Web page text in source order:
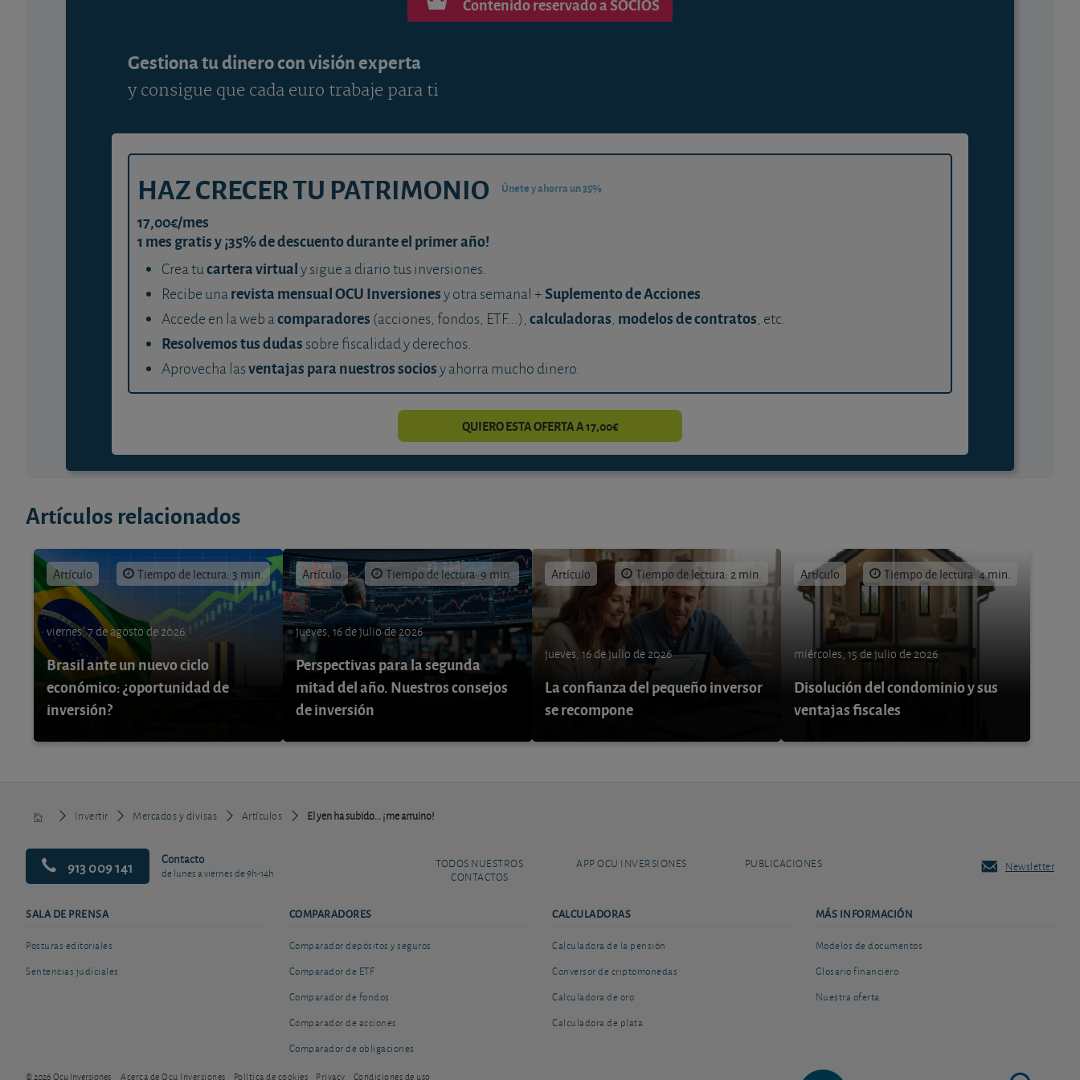
Gestiona tu dinero con visión experta
y consigue que cada euro trabaje para ti
HAZ CRECER TU PATRIMONIO Únete y ahorra un 35%
17,00€/mes
1 mes gratis y ¡35% de descuento durante el primer año!
Crea tucartera virtualy sigue a diario tus inversiones.
Recibe unarevista mensual OCU Inversionesy otra semanal +Suplemento de Acciones.
Accede en la web acomparadores (acciones, fondos, ETF...), calculadoras, modelos de contratos, etc.
Resolvemos tus dudas sobre fiscalidad y derechos.
Aprovecha lasventajas para nuestros sociosy ahorra mucho dinero.
QUIERO ESTA OFERTA A 17,00€
Artículos relacionados
Artículo Tiempo de lectura: 3 min.
viernes, 7 de agosto de 2026
Brasil ante un nuevo ciclo
económico: ¿oportunidad de
inversión?
Artículo Tiempo de lectura: 9 min.
jueves, 16 de julio de 2026
Perspectivas para la segunda
mitad del año. Nuestros consejos
de inversión
Artículo Tiempo de lectura: 2 min.
jueves, 16 de julio de 2026
La confianza del pequeño inversor
se recompone
Artículo Tiempo de lectura: 4 min.
miércoles, 15 de julio de 2026
Disolución del condominio y sus
ventajas fiscales
Invertir Mercados y divisas Artículos El yen ha subido... ¡me arruino!
913 009 141 Contacto
de lunes a viernes de 9h-14h
TODOS NUESTROS
CONTACTOS
APP OCU INVERSIONES PUBLICACIONES Newsletter
SALA DE PRENSA
Posturas editoriales
Sentencias judiciales
COMPARADORES
Comparador depósitos y seguros
Comparador de ETF
Comparador de fondos
Comparador de acciones
Comparador de obligaciones
CALCULADORAS
Calculadora de la pensión
Conversor de criptomonedas
Calculadora de oro
Calculadora de plata
MÁS INFORMACIÓN
Modelos de documentos
Glosario financiero
Nuestra oferta
© 2026 Ocu Inversiones Acerca de Ocu Inversiones Política de cookies Privacy Condiciones de uso